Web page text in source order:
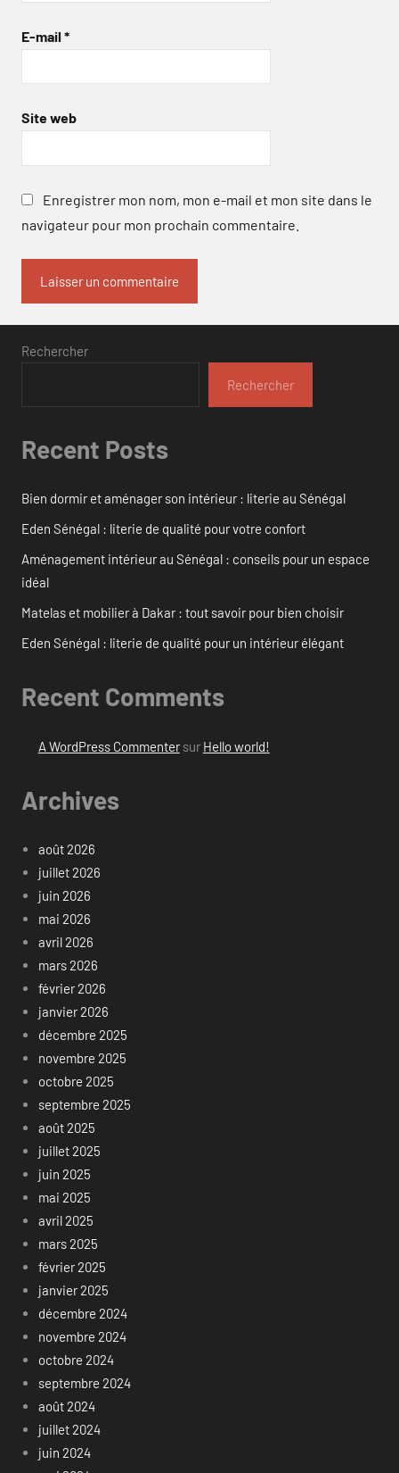
E-mail *
Site web
Enregistrer mon nom, mon e-mail et mon site dans le
navigateur pour mon prochain commentaire.
Rechercher
Rechercher
Recent Posts
Bien dormir et aménager son intérieur : literie au Sénégal
Eden Sénégal : literie de qualité pour votre confort
Aménagement intérieur au Sénégal : conseils pour un espace
idéal
Matelas et mobilier à Dakar : tout savoir pour bien choisir
Eden Sénégal : literie de qualité pour un intérieur élégant
Recent Comments
A WordPress Commentersur Hello world!
Archives
août 2026
juillet 2026
juin 2026
mai 2026
avril 2026
mars 2026
février 2026
janvier 2026
décembre 2025
novembre 2025
octobre 2025
septembre 2025
août 2025
juillet 2025
juin 2025
mai 2025
avril 2025
mars 2025
février 2025
janvier 2025
décembre 2024
novembre 2024
octobre 2024
septembre 2024
août 2024
juillet 2024
juin 2024